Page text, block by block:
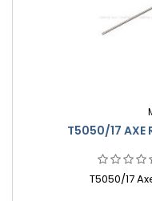
T5050/17 AXE
T5050/17